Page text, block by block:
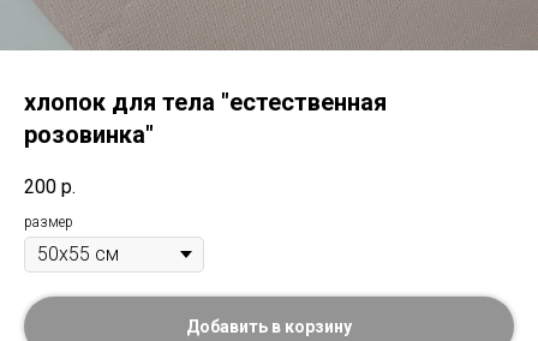
хлопок для тела "естественная
розовинка"
200 р.
размер
Добавить в корзину